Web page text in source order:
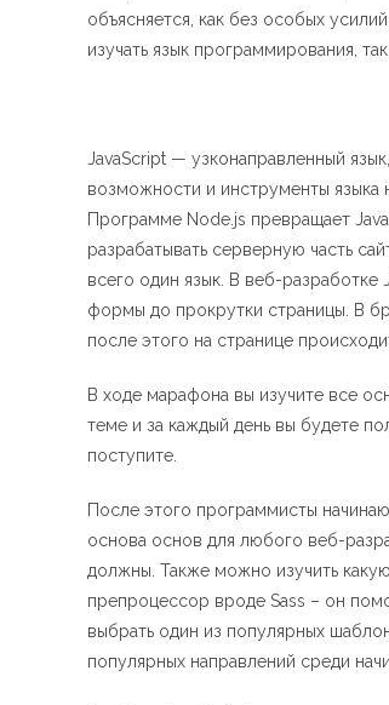
объясняется, как без особых
изучать язык программирования,
JavaScript — узконаправленный
возможности и инструменты языка
Программе Node.js превращает
разрабатывать серверную часть
всего один язык. В веб-разработке
формы до прокрутки страницы. В
после этого на странице
В ходе марафона вы изучите все
теме и за каждый день вы будете
поступите.
После этого программисты
основа основ для любого веб-
должны. Также можно изучить
препроцессор вроде Sass – он
выбрать один из популярных
популярных направлений среди